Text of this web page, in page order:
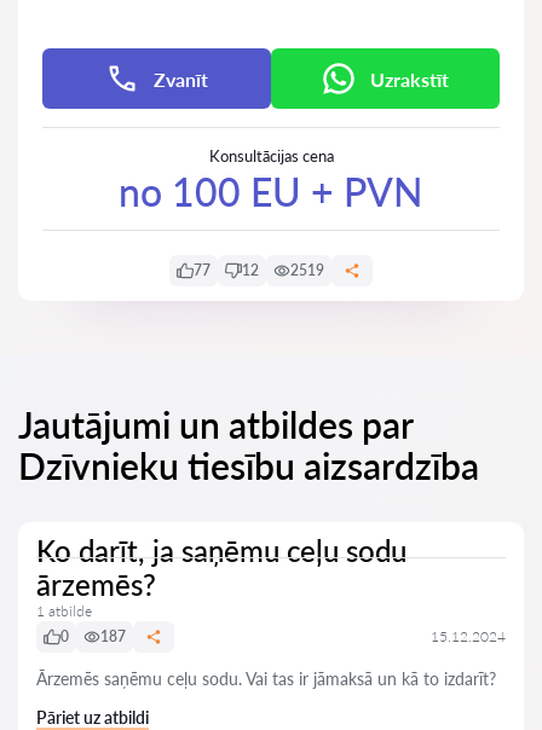
Zvanīt Uzrakstīt
Konsultācijas cena
no 100 EU + PVN
77 12 2519
Jautājumi un atbildes par
Dzīvnieku tiesību aizsardzība
Ko darīt, ja saņēmu ceļu sodu
ārzemēs?
1 atbilde
0
187 15.12.2024
Ārzemēs saņēmu ceļu sodu. Vai tas ir jāmaksā un kā to izdarīt?
Pāriet uz atbildi